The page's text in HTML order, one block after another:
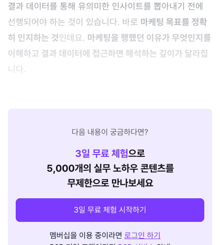
결과 데이터를 통해 유의미한 인사이트를 뽑아내기 전에
선행되어야 하는 것이 있습니다. 바로 마케팅 목표를 정확
히 인지하는 것인데요. 마케팅을 행했던 이유가 무엇인지를
이해하고 결과 데이터에 접근하면 해석하는 깊이가 달라집
니다.
다음 내용이 궁금하다면?
3일 무료 체험으로
5,000개의 실무 노하우 콘텐츠를
무제한으로 만나보세요
3일 무료 체험 시작하기
멤버십을 이용 중이라면 로그인 하기